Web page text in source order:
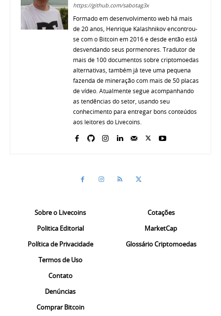
https://github.com/sabotag3x
Formado em desenvolvimento web há mais
de 20 anos, Henrique Kalashnikov encontrou-
se com o Bitcoin em 2016 e desde então está
desvendando seus pormenores. Tradutor de
mais de 100 documentos sobre criptomoedas
alternativas, também já teve uma pequena
fazenda de mineração com mais de 50 placas
de vídeo. Atualmente segue acompanhando
as tendências do setor, usando seu
conhecimento para entregar bons conteúdos
aos leitores do Livecoins.
Sobre o Livecoins
Politica Editorial
Política de Privacidade
Termos de Uso
Contato
Denúncias
Comprar Bitcoin
Cotações
MarketCap
Glossário Criptomoedas